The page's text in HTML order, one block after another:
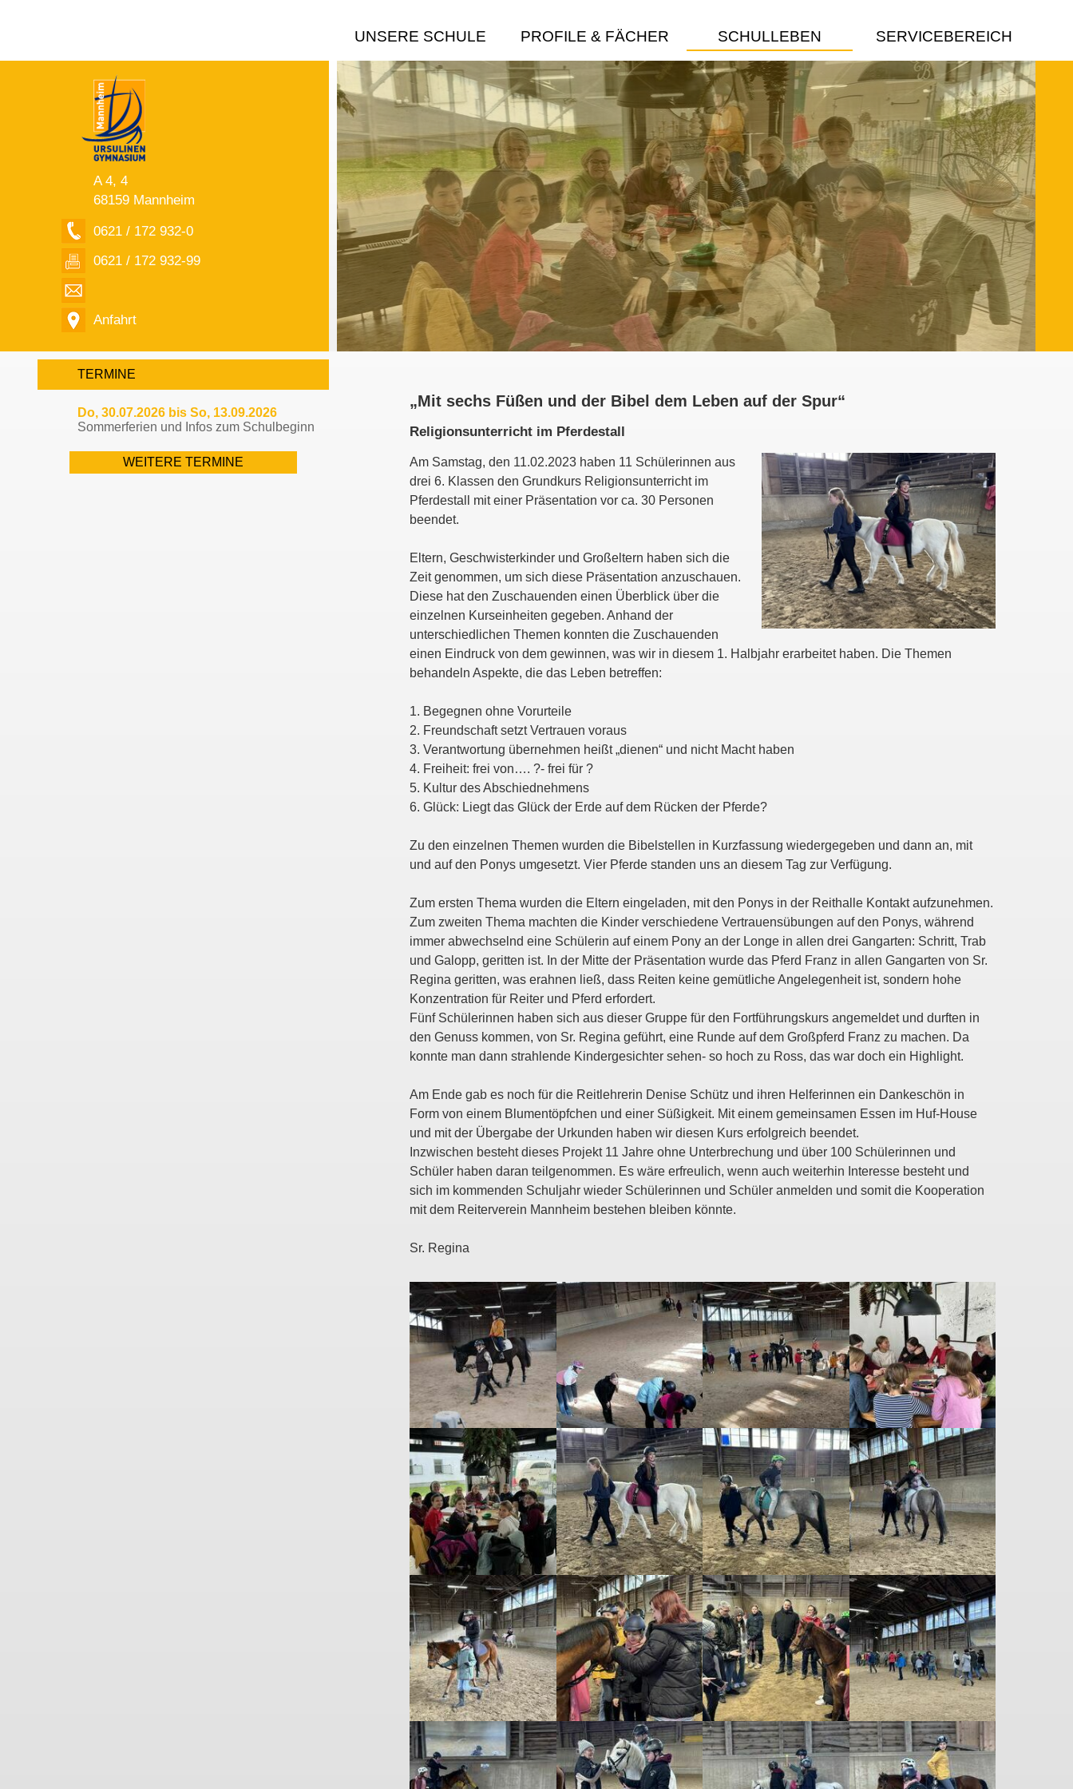
UNSERE SCHULE PROFILE & FÄCHER SCHULLEBEN SERVICEBEREICH
A 4, 4
68159 Mannheim
0621 / 172 932-0
0621 / 172 932-99
Anfahrt
TERMINE
Do, 30.07.2026 bis So, 13.09.2026
Sommerferien und Infos zum Schulbeginn
WEITERE TERMINE
„Mit sechs Füßen und der Bibel dem Leben auf der Spur“
Religionsunterricht im Pferdestall
Am Samstag, den 11.02.2023 haben 11 Schülerinnen aus
drei 6. Klassen den Grundkurs Religionsunterricht im
Pferdestall mit einer Präsentation vor ca. 30 Personen
beendet.
Eltern, Geschwisterkinder und Großeltern haben sich die
Zeit genommen, um sich diese Präsentation anzuschauen.
Diese hat den Zuschauenden einen Überblick über die
einzelnen Kurseinheiten gegeben. Anhand der
unterschiedlichen Themen konnten die Zuschauenden
einen Eindruck von dem gewinnen, was wir in diesem 1. Halbjahr erarbeitet haben. Die Themen
behandeln Aspekte, die das Leben betreffen:
1. Begegnen ohne Vorurteile
2. Freundschaft setzt Vertrauen voraus
3. Verantwortung übernehmen heißt „dienen“ und nicht Macht haben
4. Freiheit: frei von…. ?- frei für ?
5. Kultur des Abschiednehmens
6. Glück: Liegt das Glück der Erde auf dem Rücken der Pferde?
Zu den einzelnen Themen wurden die Bibelstellen in Kurzfassung wiedergegeben und dann an, mit
und auf den Ponys umgesetzt. Vier Pferde standen uns an diesem Tag zur Verfügung.
Zum ersten Thema wurden die Eltern eingeladen, mit den Ponys in der Reithalle Kontakt aufzunehmen.
Zum zweiten Thema machten die Kinder verschiedene Vertrauensübungen auf den Ponys, während
immer abwechselnd eine Schülerin auf einem Pony an der Longe in allen drei Gangarten: Schritt, Trab
und Galopp, geritten ist. In der Mitte der Präsentation wurde das Pferd Franz in allen Gangarten von Sr.
Regina geritten, was erahnen ließ, dass Reiten keine gemütliche Angelegenheit ist, sondern hohe
Konzentration für Reiter und Pferd erfordert.
Fünf Schülerinnen haben sich aus dieser Gruppe für den Fortführungskurs angemeldet und durften in
den Genuss kommen, von Sr. Regina geführt, eine Runde auf dem Großpferd Franz zu machen. Da
konnte man dann strahlende Kindergesichter sehen- so hoch zu Ross, das war doch ein Highlight.
Am Ende gab es noch für die Reitlehrerin Denise Schütz und ihren Helferinnen ein Dankeschön in
Form von einem Blumentöpfchen und einer Süßigkeit. Mit einem gemeinsamen Essen im Huf-House
und mit der Übergabe der Urkunden haben wir diesen Kurs erfolgreich beendet.
Inzwischen besteht dieses Projekt 11 Jahre ohne Unterbrechung und über 100 Schülerinnen und
Schüler haben daran teilgenommen. Es wäre erfreulich, wenn auch weiterhin Interesse besteht und
sich im kommenden Schuljahr wieder Schülerinnen und Schüler anmelden und somit die Kooperation
mit dem Reiterverein Mannheim bestehen bleiben könnte.
Sr. Regina